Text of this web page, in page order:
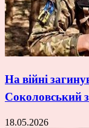
На війні
Соколовський
18.05.2026